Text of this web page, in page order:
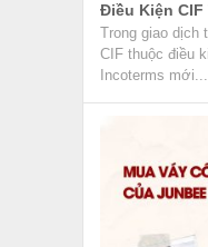
Điều Kiện CIF
Trong giao dịch
CIF thuộc điều
Incoterms mới...